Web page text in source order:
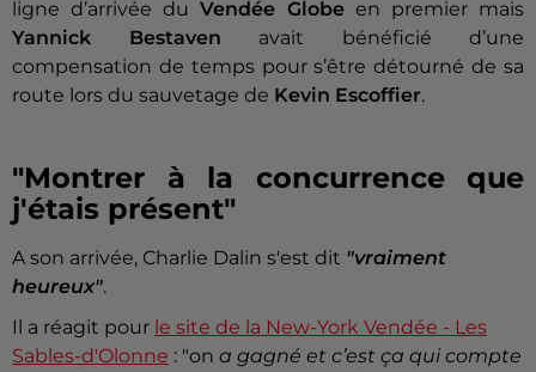
ligne d’arrivée duVendée Globeen premier mais
Yannick
Bestaven avait bénéficié d’une
compensation de temps pour s’être détourné de sa
route lors du sauvetage de Kevin Escoffier.
"Montrer à la concurrence que
j'étais présent"
A son arrivée, Charlie Dalin s'est dit "vraiment
heureux".
Il a réagit pour le site de la New-York Vendée - Les
Sables-d'Olonne : "on a gagné et c’est ça qui compte